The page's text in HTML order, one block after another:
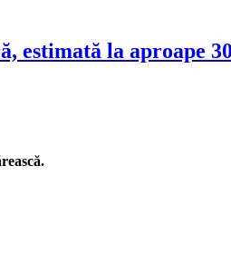
la aproape